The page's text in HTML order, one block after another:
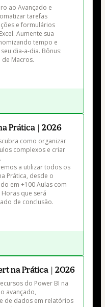
ao Avançado e
tarefas
e formulários
Aumente sua
tempo e
dia-a-dia. Bônus:
Macros.
Prática | 2026
como organizar
complexos e criar
a utilizar todos os
Prática, desde o
em +100 Aulas com
que será
de conclusão.
na Prática | 2026
do Power BI na
avançado,
de dados em relatórios